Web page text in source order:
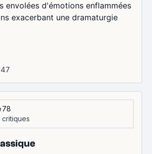
envolées d'émotions enflammées
exacerbant une dramaturgie